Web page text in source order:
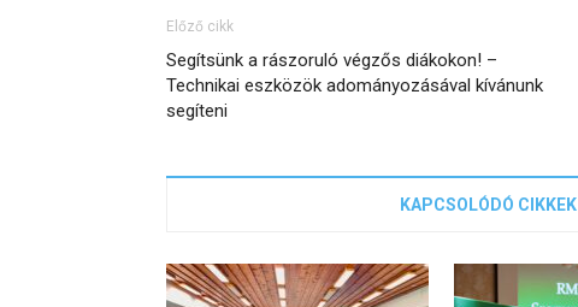
Előző cikk
Segítsünk a rászoruló végzős diákokon! –
Technikai eszközök adományozásával kívánunk
segíteni
KAPCSOLÓDÓ CIKKEK